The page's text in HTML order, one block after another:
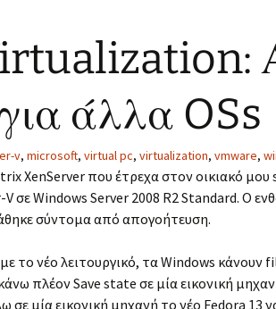
άλλα OSs
v,microsoft,virtual pc,virtualization,vmware,
XenServer που έτρεχα στον οικιακό μου
σε Windows Server 2008 R2 Standard. Ο
σύντομα από απογοήτευση.
το νέο λειτουργικό, τα Windows
πλέον Save state σε μία εικονική
μία εικονική μηχανή το νέο Fedora 13